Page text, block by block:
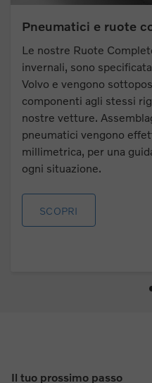
Pneumatici e ruote
Le nostre Ruote
invernali, sono
Volvo e vengono
componenti agli stessi
nostre vetture.
pneumatici vengono
millimetrica, per una
ogni situazione.
SCOPRI
Il tuo prossimo passo